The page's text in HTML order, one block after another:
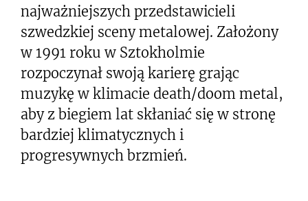
najważniejszych przedstawicieli
szwedzkiej sceny metalowej. Założony
w 1991 roku w Sztokholmie
rozpoczynał swoją karierę grając
muzykę w klimacie death/doom metal,
aby z biegiem lat skłaniać się w stronę
bardziej klimatycznych i
progresywnych brzmień.